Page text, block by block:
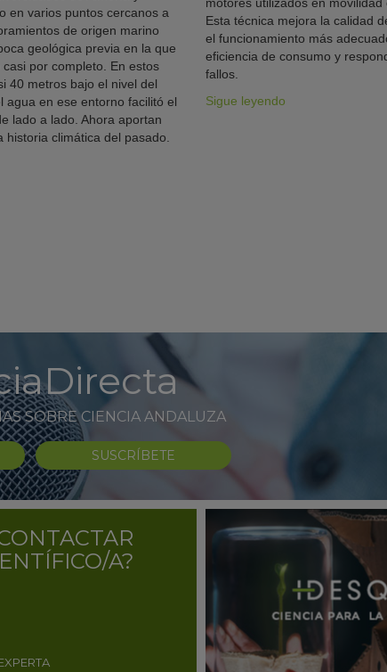
en varios puntos cercanos a
de origen marino
geológica previa en la que
por completo. En estos
40 metros bajo el nivel del
agua en ese entorno facilitó el
lado a lado. Ahora aportan
climática del pasado.
Esta técnica mejora la calidad
el funcionamiento más
eficiencia de consumo y
fallos.
Sigue leyendo
SOBRE CIENCIA ANDALUZA
SUSCRÍBETE
A?